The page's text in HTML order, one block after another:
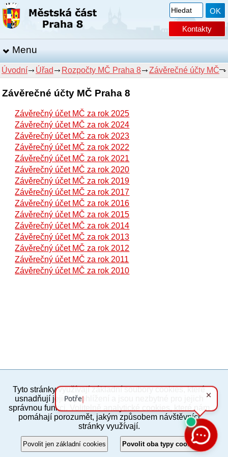
Kontakty
Menu
Úvodní Úřad Rozpočty MČ Praha 8 Závěrečné účty MČ
Závěrečné účty MČ Praha 8
Závěrečný účet MČ za rok 2025
Závěrečný účet MČ za rok 2024
Závěrečný účet MČ za rok 2023
Závěrečný účet MČ za rok 2022
Závěrečný účet MČ za rok 2021
Závěrečný účet MČ za rok 2020
Závěrečný účet MČ za rok 2019
Závěrečný účet MČ za rok 2017
Závěrečný účet MČ za rok 2016
Závěrečný účet MČ za rok 2015
Závěrečný účet MČ za rok 2014
Závěrečný účet MČ za rok 2013
Závěrečný účet MČ za rok 2012
Závěrečný účet MČ za rok 2011
Závěrečný účet MČ za rok 2010
ENG
Povinné a praktické informace
© 2012–2019 MČ Praha 8
Tyto stránky využívají základní soubory cookies, které
usnadňují jejich prohlížení a jsou nezbytné pro jejich
správnou funkci. Volitelně analytické cookies, které nám
pomáhají porozumět, jakým způsobem návštěvníci
stránky využívají.
Povolit jen základní cookies Povolit oba typy cookies